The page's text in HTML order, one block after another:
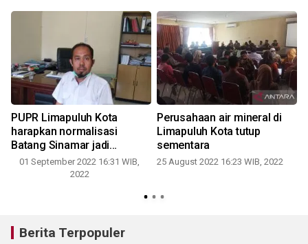
PUPR Limapuluh Kota
harapkan normalisasi
Batang Sinamar jadi
prioritas BWSS V pada 2023
01 September 2022 16:31 WIB,
2022
Perusahaan air mineral di
Limapuluh Kota tutup
sementara
25 August 2022 16:23 WIB, 2022
Berita Terpopuler